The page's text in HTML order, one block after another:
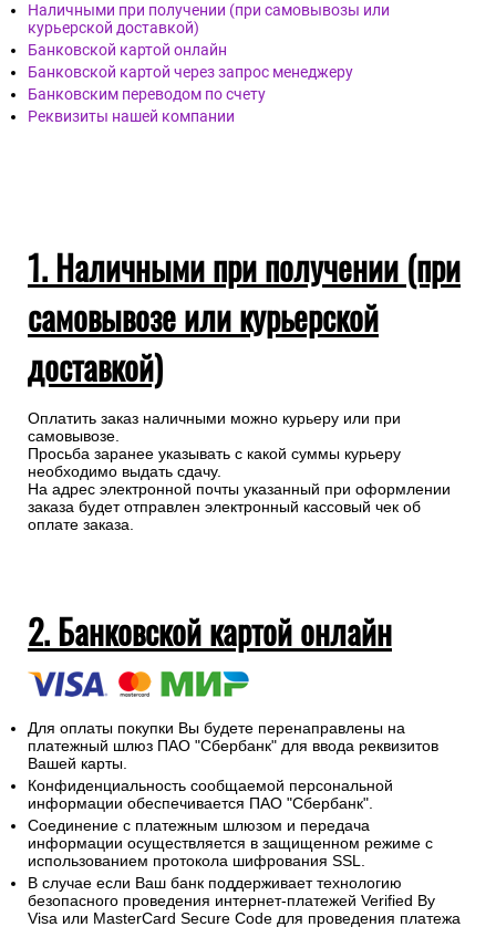
Наличными при получении (при самовывозы или
курьерской доставкой)
Банковской картой онлайн
Банковской картой через запрос менеджеру
Банковским переводом по счету
Реквизиты нашей компании
1. Наличными при получении (при
самовывозе или курьерской
доставкой)
Оплатить заказ наличными можно курьеру или при
самовывозе.
Просьба заранее указывать с какой суммы курьеру
необходимо выдать сдачу.
На адрес электронной почты указанный при оформлении
заказа будет отправлен электронный кассовый чек об
оплате заказа.
2. Банковской картой онлайн
Для оплаты покупки Вы будете перенаправлены на
платежный шлюз ПАО "Сбербанк" для ввода реквизитов
Вашей карты.
Конфиденциальность сообщаемой персональной
информации обеспечивается ПАО "Сбербанк".
Соединение с платежным шлюзом и передача
информации осуществляется в защищенном режиме с
использованием протокола шифрования SSL.
В случае если Ваш банк поддерживает технологию
безопасного проведения интернет-платежей Verified By
Visa или MasterCard Secure Code для проведения платежа